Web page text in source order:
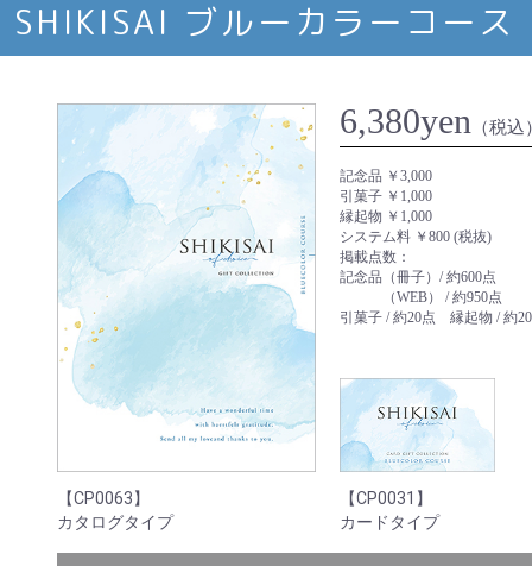
SHIKISAI ブルーカラーコース
【CP0063】
カタログタイプ
6,380yen （税込
記念品 ￥3,000
引菓子 ￥1,000
縁起物 ￥1,000
システム料 ￥800 (税抜)
掲載点数：
記念品（冊子）/ 約600点
（WEB） / 約950点
引菓子 / 約20点 縁起物 / 約
【CP0031】
カードタイプ